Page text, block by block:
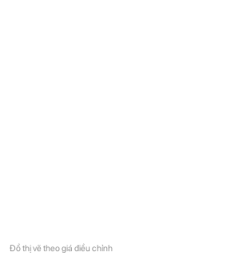
Đồ thị vẽ theo giá điều chỉnh